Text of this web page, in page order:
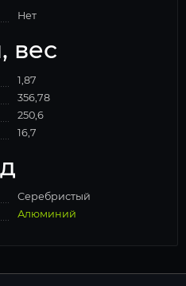
Нет
вес
1,87
356,78
250,6
16,7
Серебристый
Алюминий